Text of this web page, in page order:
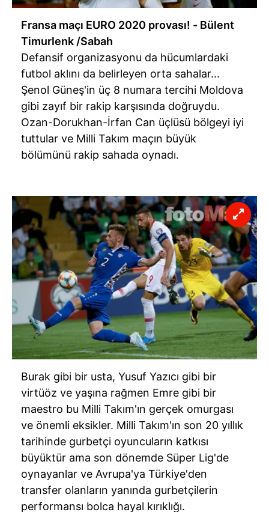
Fransa maçı EURO 2020 provası! - Bülent
Timurlenk /Sabah
Defansif organizasyonu da hücumlardaki
futbol aklını da belirleyen orta sahalar...
Şenol Güneş'in üç 8 numara tercihi Moldova
gibi zayıf bir rakip karşısında doğruydu.
Ozan-Dorukhan-İrfan Can üçlüsü bölgeyi iyi
tuttular ve Milli Takım maçın büyük
bölümünü rakip sahada oynadı.
Burak gibi bir usta, Yusuf Yazıcı gibi bir
virtüöz ve yaşına rağmen Emre gibi bir
maestro bu Milli Takım'ın gerçek omurgası
ve önemli eksikler. Milli Takım'ın son 20 yıllık
tarihinde gurbetçi oyuncuların katkısı
büyüktür ama son dönemde Süper Lig'de
oynayanlar ve Avrupa'ya Türkiye'den
transfer olanların yanında gurbetçilerin
performansı bolca hayal kırıklığı.